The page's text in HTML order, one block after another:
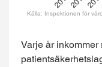
Källa: Inspektionen för
Varje år